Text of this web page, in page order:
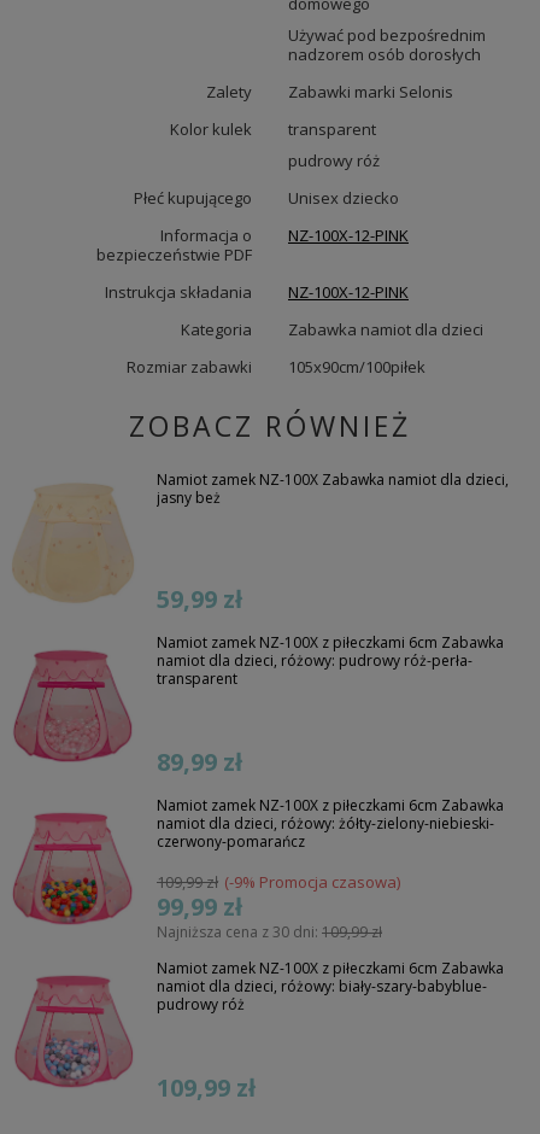
Używać pod bezpośrednim
nadzorem osób dorosłych
Zalety
Zabawki marki Selonis
Kolor kulek
transparent
pudrowy róż
Płeć kupującego
Unisex dziecko
Informacja o
bezpieczeństwie PDF
NZ-100X-12-PINK
Instrukcja składania
NZ-100X-12-PINK
Kategoria
Zabawka namiot dla dzieci
Rozmiar zabawki
105x90cm/100piłek
ZOBACZ RÓWNIEŻ
Namiot zamek NZ-100X Zabawka namiot dla dzieci,
jasny beż
59,99 zł
Namiot zamek NZ-100X z piłeczkami 6cm Zabawka
namiot dla dzieci, różowy: pudrowy róż-perła-
transparent
89,99 zł
Namiot zamek NZ-100X z piłeczkami 6cm Zabawka
namiot dla dzieci, różowy: żółty-zielony-niebieski-
czerwony-pomarańcz
109,99 zł (-9% Promocja czasowa)
99,99 zł
Najniższa cena z 30 dni: 109,99 zł
Namiot zamek NZ-100X z piłeczkami 6cm Zabawka
namiot dla dzieci, różowy: biały-szary-babyblue-
pudrowy róż
109,99 zł